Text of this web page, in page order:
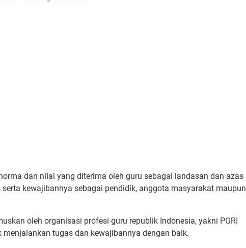
dan nilai yang diterima oleh guru sebagai landasan dan azas
kewajibannya sebagai pendidik, anggota masyarakat maupun
oleh organisasi profesi guru republik Indonesia, yakni PGRI
tugas dan kewajibannya dengan baik.